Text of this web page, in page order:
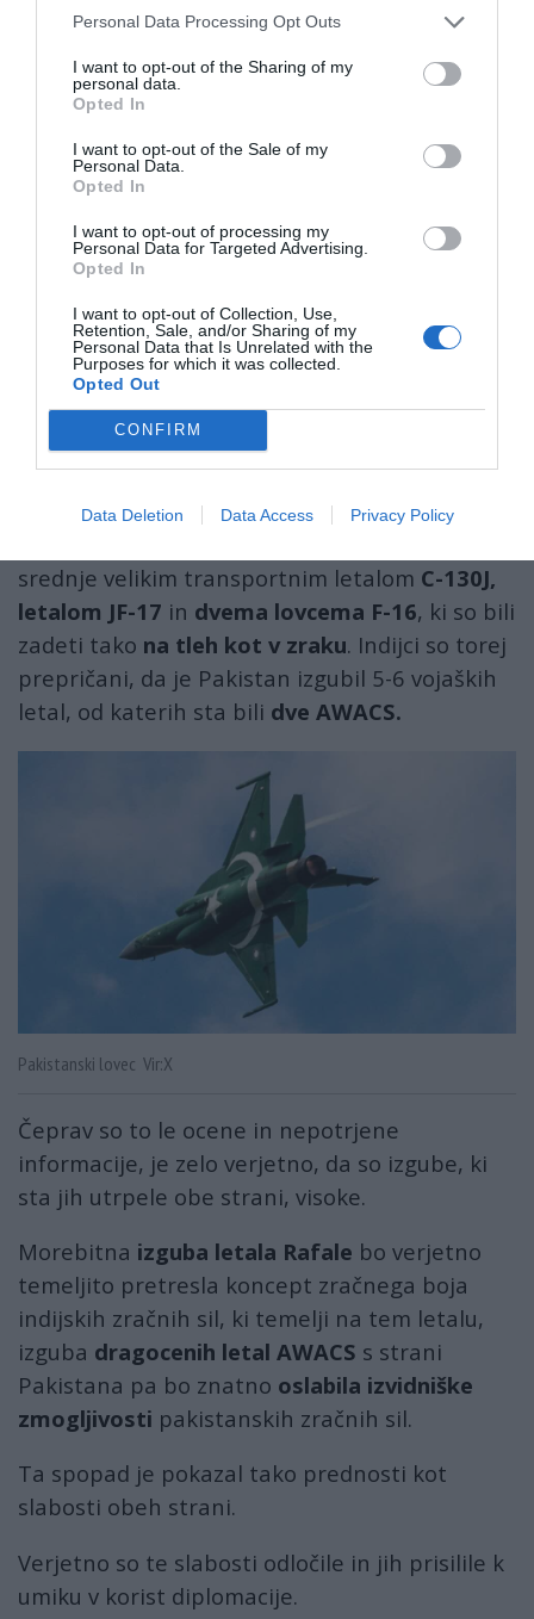
Personal Data Processing Opt Outs
I want to opt-out of the Sharing of my
personal data.
Opted In
I want to opt-out of the Sale of my
Personal Data.
Opted In
I want to opt-out of processing my
Personal Data for Targeted Advertising.
Opted In
I want to opt-out of Collection, Use,
Retention, Sale, and/or Sharing of my
Personal Data that Is Unrelated with the
Purposes for which it was collected.
Opted Out
CONFIRM
Data Deletion Data Access Privacy Policy
Priznali so, da so izgubili vsaj eno letala za
zgodnje opozarjanje (»leteči radar«)
SAAB-
2000 AWACS.
Pakistan trdi, da je
indijskih lovcev– tri Rafale, enega Su-30
in enega MiG-29.
Prav tako najnovejše informacije pakistanskih
medijev kažejo, da je Indija s sistemom zračne
obrambe S-400
še en sistemza zgodnje opozarjanje SAAB-
2000.
Vendar pa indijski medijski viri trdijo, da bi bila
srednje velikim transportnim letalom C-130J,
letalom JF-17 in dvema lovcema F-16, ki so bili
zadeti tako na tleh kot v zraku. Indijci so torej
prepričani, da je Pakistan izgubil 5-6 vojaških
letal, od katerih sta bili dve AWACS.
Pakistanski lovec Vir:X
Čeprav so to le ocene in nepotrjene
informacije, je zelo verjetno, da so izgube, ki
sta jih utrpele obe strani, visoke.
Morebitna izguba letala Rafale bo verjetno
temeljito pretresla koncept zračnega boja
indijskih zračnih sil, ki temelji na tem letalu,
izguba dragocenih letal AWACS s strani
Pakistana pa bo znatno oslabila izvidniške
zmogljivosti pakistanskih zračnih sil.
Ta spopad je pokazal tako prednosti kot
slabosti obeh strani.
Verjetno so te slabosti odločile in jih prisilile k
umiku v korist diplomacije.